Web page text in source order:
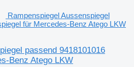
Rampenspiegel Aussenspiegel
für Mercedes-Benz Atego LKW
passend 9418101016
Benz Atego LKW